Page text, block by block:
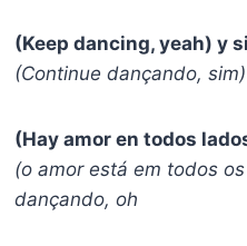
(Keep dancing, yeah) y
(Continue dançando,
(Hay amor en todos
(o amor está em todos
dançando, oh